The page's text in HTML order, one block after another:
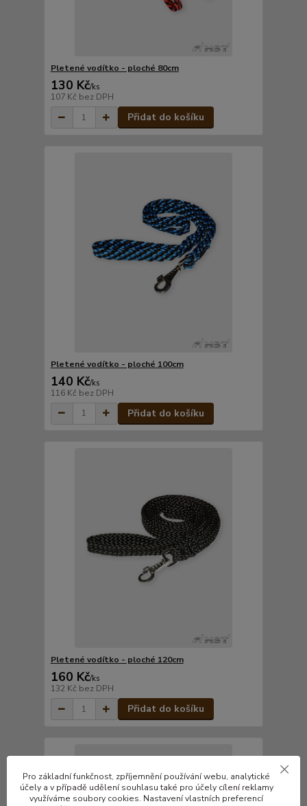
Pletené vodítko - ploché 80cm
130 Kč/ks
107 Kč bez DPH
Přidat do košíku
Pletené vodítko - ploché 100cm
140 Kč/ks
116 Kč bez DPH
Přidat do košíku
Pletené vodítko - ploché 120cm
160 Kč/ks
132 Kč bez DPH
Přidat do košíku
Pro základní funkčnost, zpříjemnění používání webu, analytické
účely a v případě udělení souhlasu také pro účely cílení reklamy
využíváme soubory cookies. Nastavení vlastních preferencí